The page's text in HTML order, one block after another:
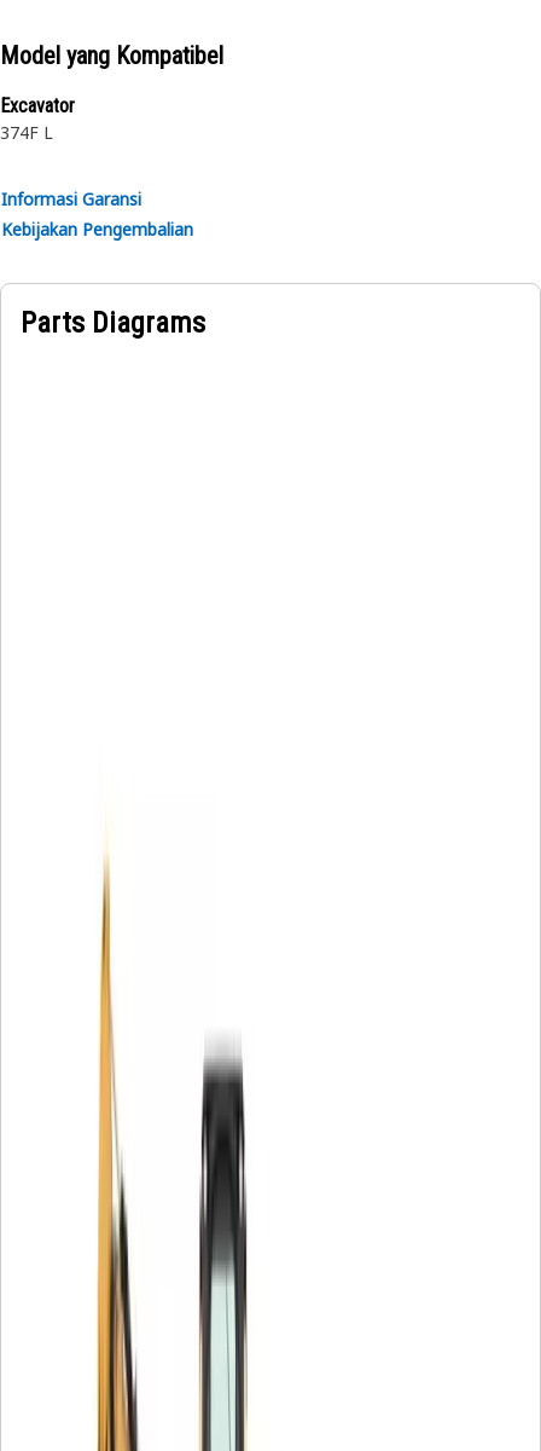
Model yang Kompatibel
Excavator
374F L
Informasi Garansi
Kebijakan Pengembalian
Parts Diagrams